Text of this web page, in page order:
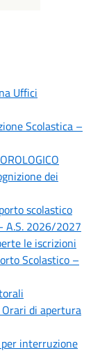
Uffici
Scolastica –
dei
scolastico
A.S. 2026/2027
le iscrizioni
Scolastico –
Orari di apertura
interruzione